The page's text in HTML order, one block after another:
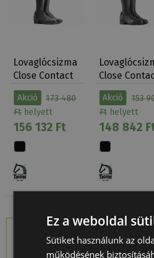
Lovaglócsizma
Close Contact
Fűzős Magas…
Akció
173 480
Ft helyett
156 132 Ft
Close
Fűzős
Akció
153
Fthelyett
148 842
Ez a weboldal
Sütiket használunk az
működésének